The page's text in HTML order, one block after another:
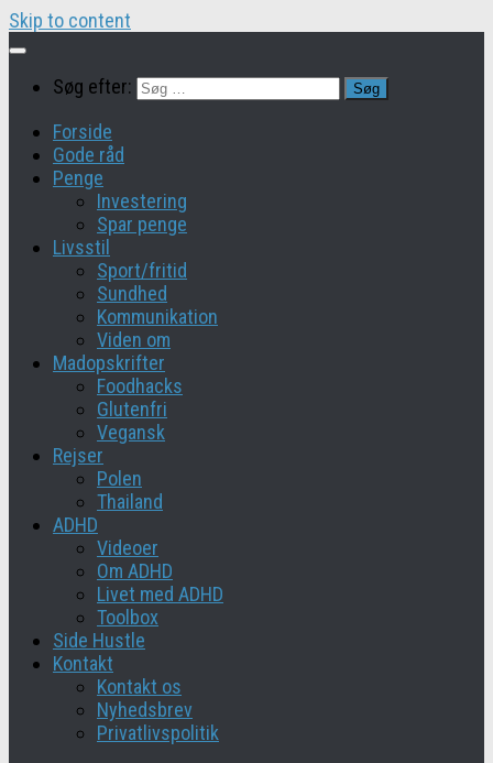
Skip to content
Søg efter:
Forside
Gode råd
Penge
Investering
Spar penge
Livsstil
Sport/fritid
Sundhed
Kommunikation
Viden om
Madopskrifter
Foodhacks
Glutenfri
Vegansk
Rejser
Polen
Thailand
ADHD
Videoer
Om ADHD
Livet med ADHD
Toolbox
Side Hustle
Kontakt
Kontakt os
Nyhedsbrev
Privatlivspolitik